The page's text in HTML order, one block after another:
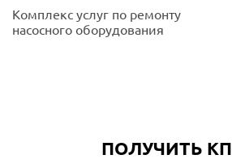
Комплекс услуг по ремонту
насосного оборудования
ПОЛУЧИТЬ КП